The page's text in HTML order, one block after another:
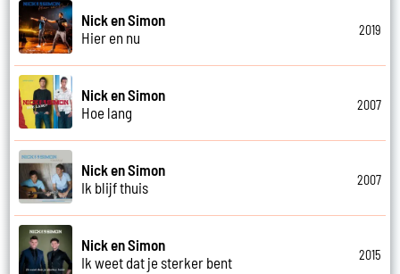
Nick en Simon
Hier en nu
2019
Nick en Simon
Hoe lang
2007
Nick en Simon
Ik blijf thuis
2007
Nick en Simon
Ik weet dat je sterker bent
2015